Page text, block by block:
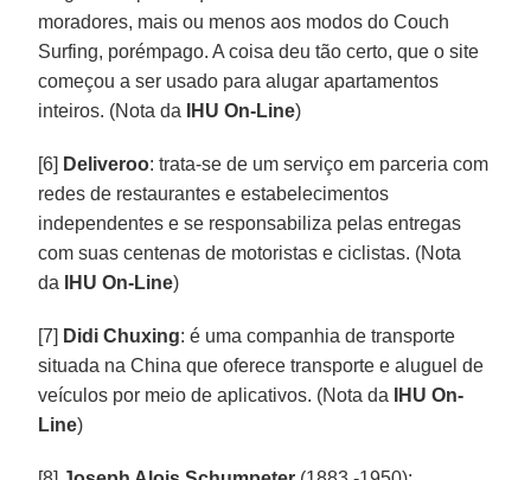
moradores, mais ou menos aos modos do Couch
Surfing, porémpago. A coisa deu tão certo, que o site
começou a ser usado para alugar apartamentos
inteiros. (Nota da IHU On-Line)
[6] Deliveroo: trata-se de um serviço em parceria com
redes de restaurantes e estabelecimentos
independentes e se responsabiliza pelas entregas
com suas centenas de motoristas e ciclistas. (Nota
da IHU On-Line)
[7] Didi Chuxing: é uma companhia de transporte
situada na China que oferece transporte e aluguel de
veículos por meio de aplicativos. (Nota da IHU On-
Line)